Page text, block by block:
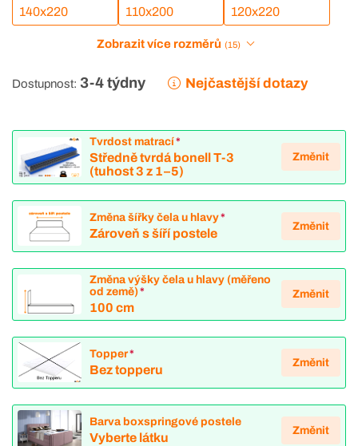
140x220 110x200 120x220
Zobrazit více rozměrů (15)
Dostupnost: 3-4 týdny Nejčastější dotazy
Tvrdost matrací*
Středně tvrdá bonell T-3
(tuhost 3 z 1–5)
Změnit
Změna šířky čela u hlavy*
Zároveň s šíří postele
Změnit
Změna výšky čela u hlavy (měřeno
od země)*
100 cm
Změnit
Topper*
Bez topperu
Změnit
Barva boxspringové postele
Vyberte látku
Změnit